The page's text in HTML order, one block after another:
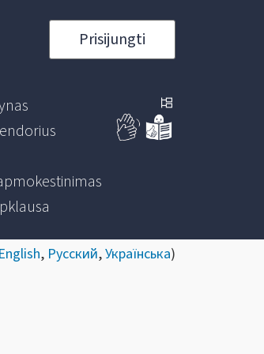
Prisijungti
English, Русский,Українська)